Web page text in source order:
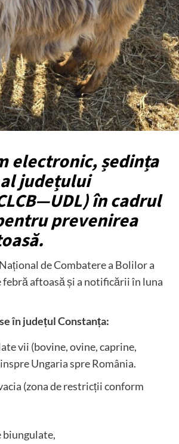
electronic, ședința
județului
în cadrul
prevenirea
de Combatere a Bolilor a
aftoasă și a notificării în luna
în județul Constanța:
vii (bovine, ovine, caprine,
Ungaria spre România.
(zona de restricții conform
biungulate,